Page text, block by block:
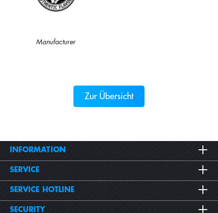
Manufacturer
Zur Übersicht
INFORMATION
SERVICE
SERVICE HOTLINE
SECURITY